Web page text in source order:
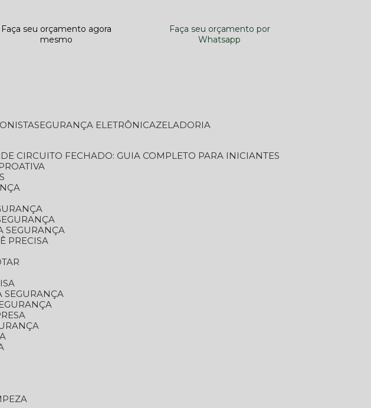
Faça seu orçamento agora
mesmo
Faça seu orçamento por
Whatsapp
SEGURANÇA ELETRÔNICA
ZELADORIA
DE CIRCUITO FECHADO: GUIA COMPLETO PARA INICIANTES
SEGURANÇA
PRECISA
SEGURANÇA